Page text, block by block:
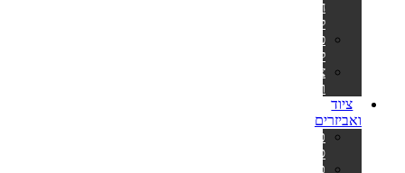
חול
לבריכה
פילטרים
למשאבות
צינורות
ומתאמים
ציוד
ואביזרים
כיסויים
סולאריים
כיסויים